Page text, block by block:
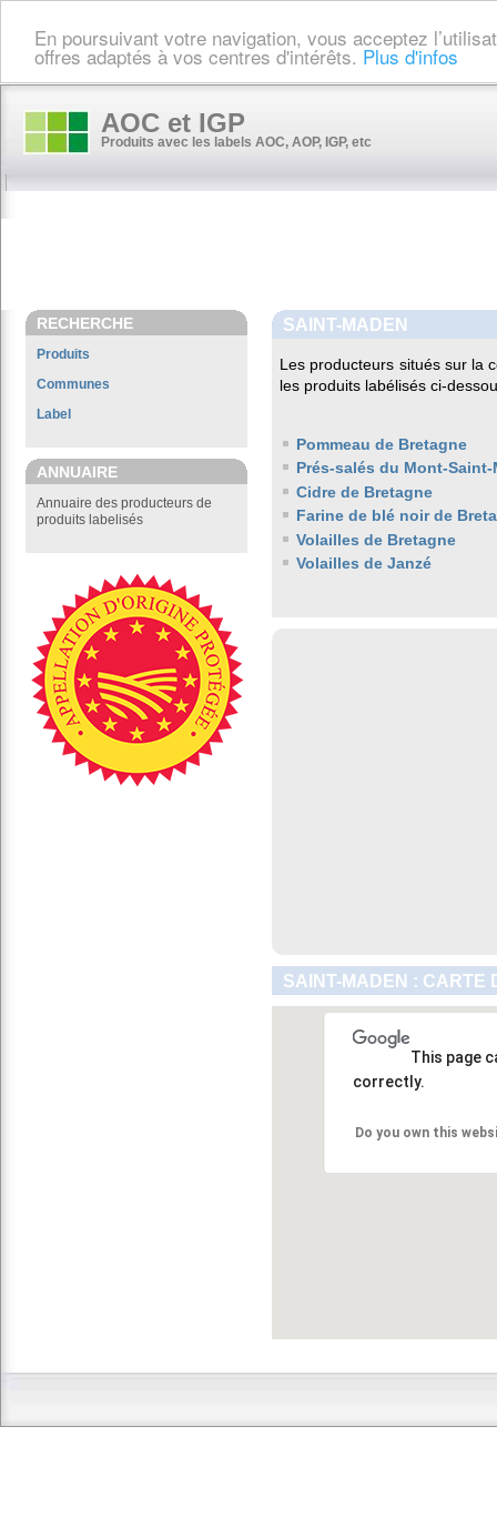
En poursuivant votre navigation, vous acceptez
offres adaptés à vos centres d'intérêts. Plus d'infos
AOC et IGP
Produits avec les labels AOC, AOP, IGP, etc
RECHERCHE
Produits
Communes
Label
ANNUAIRE
Annuaire des producteurs de
produits labelisés
SAINT-MADEN
Les producteurs situés sur la
les produits labélisés ci-
Pommeau de Bretagne
Prés-salés du Mont-
Cidre de Bretagne
Farine de blé noir de
Volailles de Bretagne
Volailles de Janzé
SAINT-MADEN : CARTE
This page
correctly.
Do you own this